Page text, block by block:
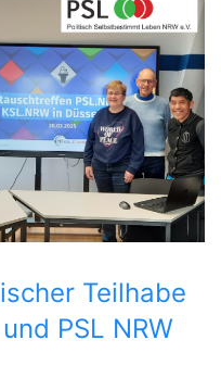
Teilhabe
PSL NRW